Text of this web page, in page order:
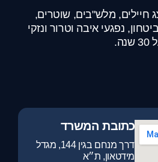
חיילים, מלש"בים, שוטרים,
נפגעי איבה וטרור ונזקי
כתובת המשרד
דרך מנחם בגין 144, מגדל
מידטאון, ת״א